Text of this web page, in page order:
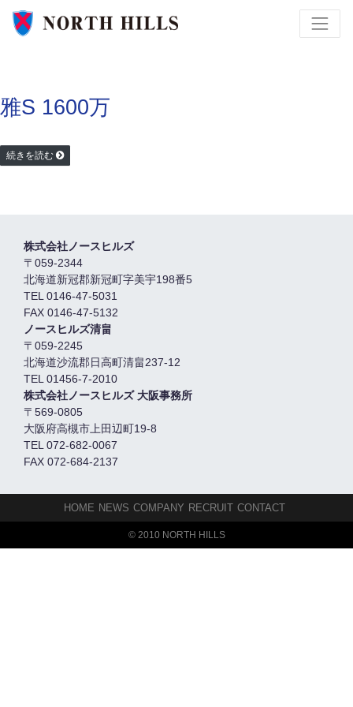
雅S 1600万
続きを読む
株式会社ノースヒルズ
〒059-2344
北海道新冠郡新冠町字美宇198番5
TEL 0146-47-5031
FAX 0146-47-5132
ノースヒルズ清畠
〒059-2245
北海道沙流郡日高町清畠237-12
TEL 01456-7-2010
株式会社ノースヒルズ 大阪事務所
〒569-0805
大阪府高槻市上田辺町19-8
TEL 072-682-0067
FAX 072-684-2137
HOME NEWS COMPANY RECRUIT CONTACT
© 2010 NORTH HILLS